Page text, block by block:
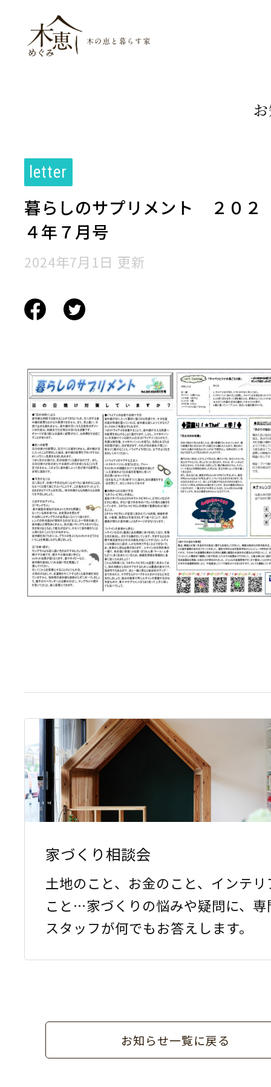
letter
暮らしのサプリメント ２０２
４年７月号
2024年7月1日 更新
家づくり相談会
土地のこと、お金のこと、インテ
こと…家づくりの悩みや疑問に、専
スタッフが何でもお答えします。
お知らせ一覧に戻る